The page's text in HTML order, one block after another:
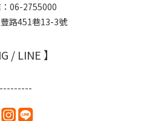
06-2755000
路451巷13-3號
/ LINE 】